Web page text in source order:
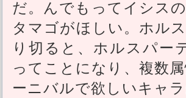
だ。んでもってイシス
タマゴがほしい。ホル
り切ると、ホルスパー
ってことになり、複数
ーニバルで欲しいキャ